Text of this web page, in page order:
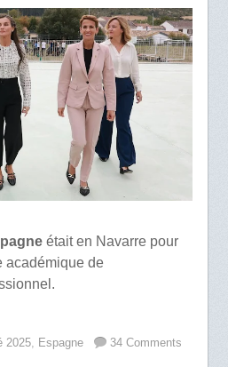
était en Navarre pour
académique de
2025, Espagne 34 Comments